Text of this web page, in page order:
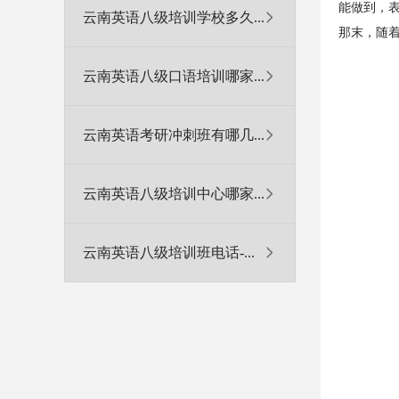
云南英语八级培训学校多久...
云南英语八级口语培训哪家...
云南英语考研冲刺班有哪几...
云南英语八级培训中心哪家...
云南英语八级培训班电话-...
能做到，
那末，随